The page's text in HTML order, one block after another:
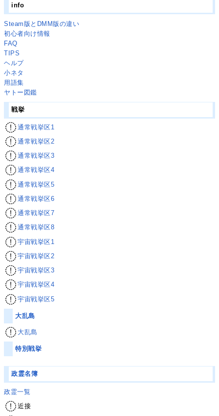
info
Steam版とDMM版の違い
初心者向け情報
FAQ
TIPS
ヘルプ
小ネタ
用語集
ヤトー図鑑
戦挙
通常戦挙区1
通常戦挙区2
通常戦挙区3
通常戦挙区4
通常戦挙区5
通常戦挙区6
通常戦挙区7
通常戦挙区8
宇宙戦挙区1
宇宙戦挙区2
宇宙戦挙区3
宇宙戦挙区4
宇宙戦挙区5
大乱島
大乱島
特別戦挙
政霊名簿
政霊一覧
近接